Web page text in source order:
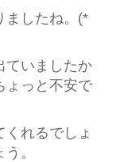
ましたね。(*
ていましたか
ょっと不安で
れるでしょ
。